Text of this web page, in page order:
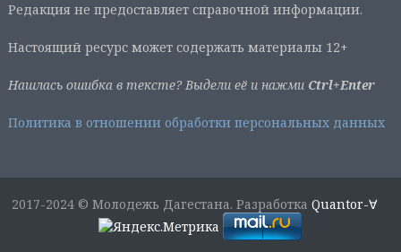
Редакция не предоставляет справочной информации.
Настоящий ресурс может содержать материалы 12+
Нашлась ошибка в тексте? Выдели её и нажми Ctrl+Enter
Политика в отношении обработки персональных данных
2017-2024 © Молодежь Дагестана. РазработкаQuantor-∀